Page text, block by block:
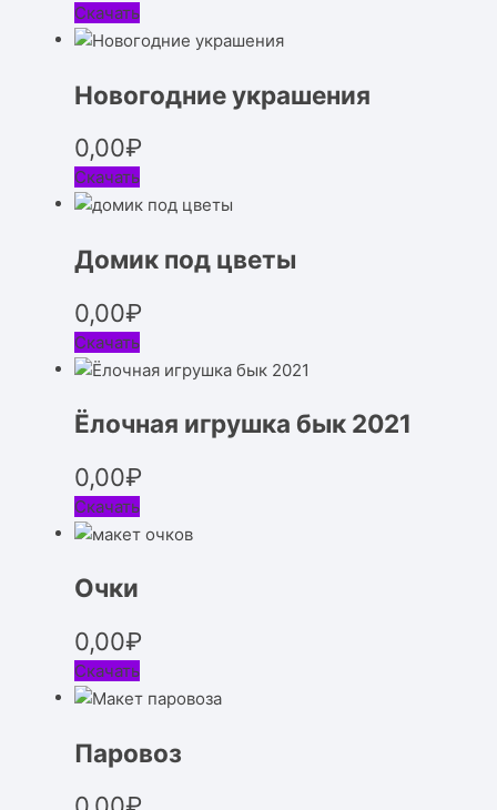
Скачать
Новогодние украшения
0,00₽
Скачать
Домик под цветы
0,00₽
Скачать
Ёлочная игрушка бык 2021
0,00₽
Скачать
Очки
0,00₽
Скачать
Паровоз